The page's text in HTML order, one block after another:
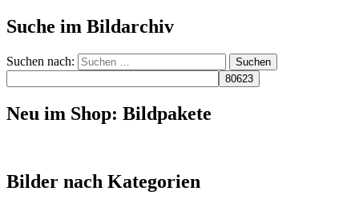
Suche im Bildarchiv
Suchen nach:
Neu im Shop: Bildpakete
Bilder nach Kategorien